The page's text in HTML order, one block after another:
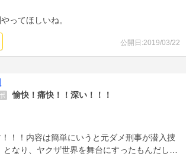
ってほしいね。
公開日:2019/03/22
愉快！痛快！！深い！！！
！！内容は簡単にいうと元ダメ刑事が潜入捜
なり、ヤクザ世界を舞台にすったもんだしな